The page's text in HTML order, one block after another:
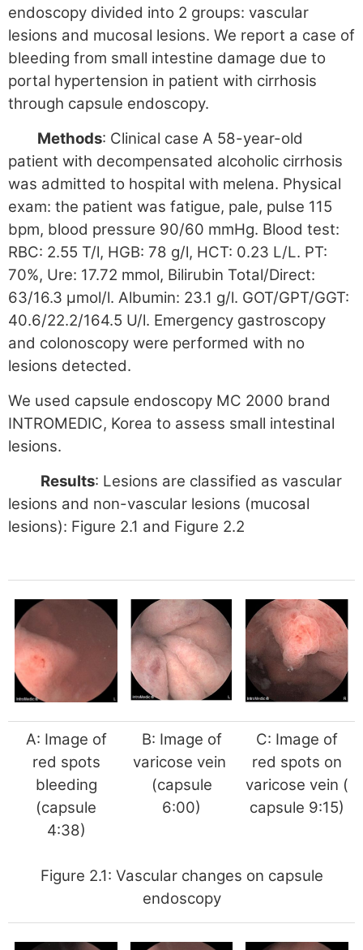
endoscopy divided into 2 groups: vascular
lesions and mucosal lesions. We report a case of
bleeding from small intestine damage due to
portal hypertension in patient with cirrhosis
through capsule endoscopy.
Methods: Clinical case A 58-year-old
patient with decompensated alcoholic cirrhosis
was admitted to hospital with melena. Physical
exam: the patient was fatigue, pale, pulse 115
bpm, blood pressure 90/60 mmHg. Blood test:
RBC: 2.55 T/l, HGB: 78 g/l, HCT: 0.23 L/L. PT:
70%, Ure: 17.72 mmol, Bilirubin Total/Direct:
63/16.3 µmol/l. Albumin: 23.1 g/l. GOT/GPT/GGT:
40.6/22.2/164.5 U/l. Emergency gastroscopy
and colonoscopy were performed with no
lesions detected.
We used capsule endoscopy MC 2000 brand
INTROMEDIC, Korea to assess small intestinal
lesions.
Results: Lesions are classified as vascular
lesions and non-vascular lesions (mucosal
lesions): Figure 2.1 and Figure 2.2
A: Image of
red spots
bleeding
(capsule
4:38)
B: Image of
varicose vein
(capsule
6:00)
C: Image of
red spots on
varicose vein (
capsule 9:15)
Figure 2.1: Vascular changes on capsule
endoscopy